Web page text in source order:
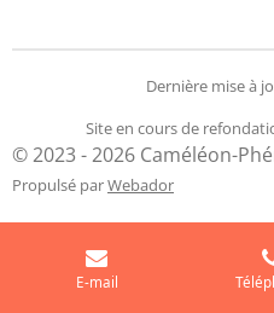
Dernière mise à
Site en cours de
© 2023 - 2026 Caméléon-
Propulsé parWebador
E-mail